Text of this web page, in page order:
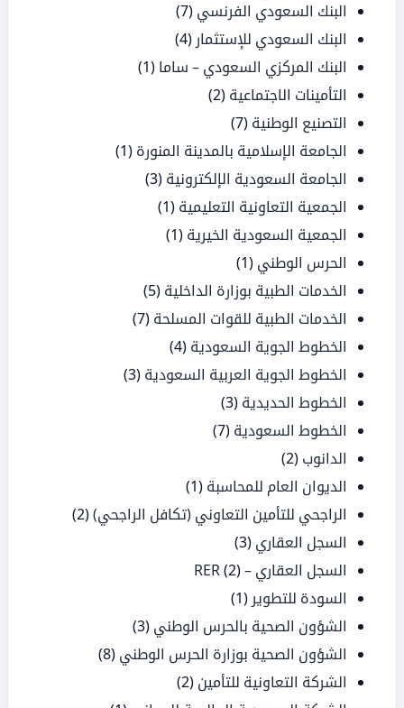
البنك السعودي الفرنسي (7)
البنك السعودي للإستثمار (4)
البنك المركزي السعودي – ساما (1)
التأمينات الاجتماعية (2)
التصنيع الوطنية (7)
الجامعة الإسلامية بالمدينة المنورة (1)
الجامعة السعودية الإلكترونية (3)
الجمعية التعاونية التعليمية (1)
الجمعية السعودية الخيرية (1)
الحرس الوطني (1)
الخدمات الطبية بوزارة الداخلية (5)
الخدمات الطبية للقوات المسلحة (7)
الخطوط الجوية السعودية (4)
الخطوط الجوية العربية السعودية (3)
الخطوط الحديدية (3)
الخطوط السعودية (7)
الدانوب (2)
الديوان العام للمحاسبة (1)
الراجحي للتأمين التعاوني (تكافل الراجحي)(2)
السجل العقاري (3)
السجل العقاري – RER(2)
السودة للتطوير (1)
الشؤون الصحية بالحرس الوطني (3)
الشؤون الصحية بوزارة الحرس الوطني (8)
الشركة التعاونية للتأمين (2)